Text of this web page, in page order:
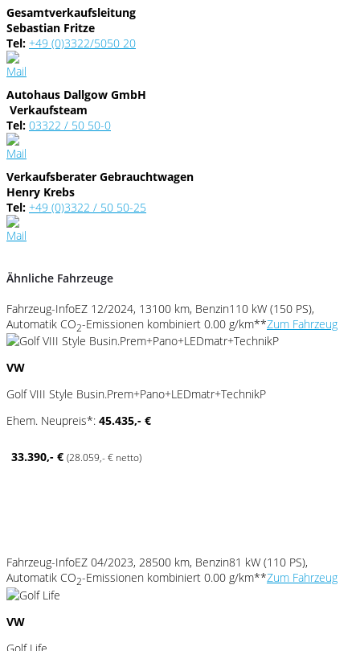
Gesamtverkaufsleitung
Sebastian Fritze
Tel: +49 (0)3322/5050 20
Autohaus Dallgow GmbH
Verkaufsteam
Tel: 03322 / 50 50-0
Verkaufsberater Gebrauchtwagen
Henry Krebs
Tel: +49 (0)3322 / 50 50-25
Ähnliche Fahrzeuge
Fahrzeug-InfoEZ 12/2024, 13100 km, Benzin110 kW (150 PS),
Automatik CO2-Emissionen kombiniert 0.00 g/km**Zum Fahrzeug
VW
Golf VIII Style Busin.Prem+Pano+LEDmatr+TechnikP
Ehem. Neupreis*: 45.435,- €
33.390,- € (28.059,- € netto)
Fahrzeug-InfoEZ 04/2023, 28500 km, Benzin81 kW (110 PS),
Automatik CO2-Emissionen kombiniert 0.00 g/km**Zum Fahrzeug
VW